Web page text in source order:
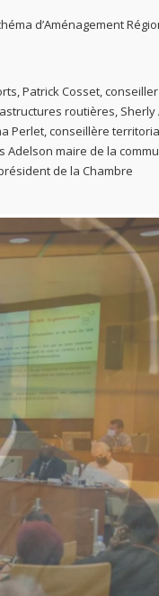
d’Aménagement
Patrick Cosset, conseiller
routières, Sherly
Perlet, conseillère
Adelson maire de la
de la Chambre